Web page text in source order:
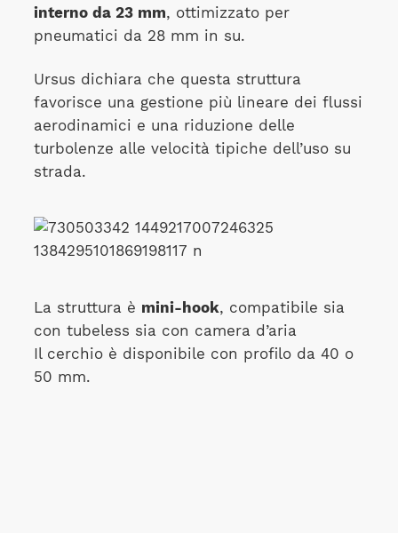
interno da 23 mm, ottimizzato per
pneumatici da 28 mm in su.
Ursus dichiara che questa struttura
favorisce una gestione più lineare dei flussi
aerodinamici e una riduzione delle
turbolenze alle velocità tipiche dell’uso su
strada.
La struttura è mini-hook, compatibile sia
con tubeless sia con camera d’aria
Il cerchio è disponibile con profilo da 40 o
50 mm.